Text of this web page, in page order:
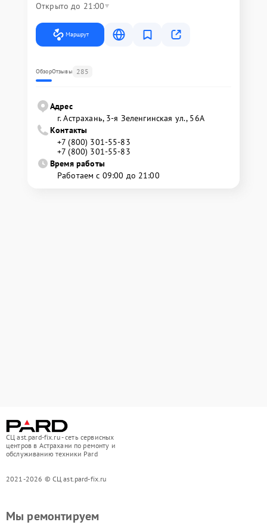
Открыто до 21:00
Маршрут
ОбзорОтзывы 285
Адрес
г. Астрахань, 3-я Зеленгинская ул., 56А
Контакты
+7 (800) 301-55-83
+7 (800) 301-55-83
Время работы
Работаем с 09:00 до 21:00
СЦ ast.pard-fix.ru - сеть сервисных
центров в Астрахани по ремонту и
обслуживанию техники Pard
2021-2026 © СЦ ast.pard-fix.ru
Мы ремонтируем